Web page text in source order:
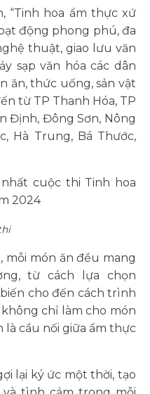
“Tinh hoa ẩm thực xứ
động phong phú, đa
thuật, giao lưu văn
sạp văn hóa các dân
ăn, thức uống, sản vật
từ TP Thanh Hóa, TP
Định, Đông Sơn, Nông
Hà Trung, Bá Thước,
mỗi món ăn đều mang
từ cách lựa chọn
cho đến cách trình
chỉ làm cho món
là cầu nối giữa ẩm thực
lại ký ức một thời, tạo